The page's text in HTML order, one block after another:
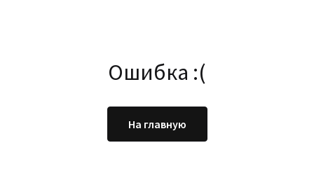
Ошибка :(
На главную